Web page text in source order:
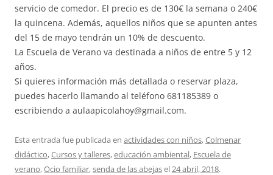
servicio de comedor. El precio es de 130€ la semana o 240€
la quincena. Además, aquellos niños que se apunten antes
del 15 de mayo tendrán un 10% de descuento.
La Escuela de Verano va destinada a niños de entre 5 y 12
años.
Si quieres información más detallada o reservar plaza,
puedes hacerlo llamando al teléfono 681185389 o
escribiendo a aulaapicolahoy@gmail.com.
Esta entrada fue publicada en actividades con niños,Colmenar
didáctico,Cursos y talleres,educación ambiental, Escuela de
verano,Ocio familiar,senda de las abejasel24 abril, 2018.